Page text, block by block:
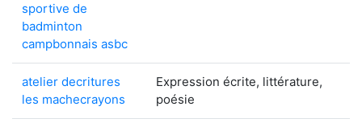
sportive de
badminton
campbonnais asbc
atelier decritures
les machecrayons
Expression écrite, littérature,
poésie